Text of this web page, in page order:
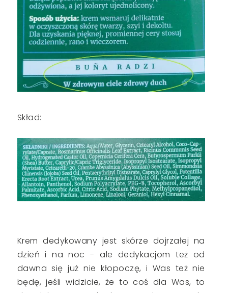
Skład:
Krem dedykowany jest skórze dojrzałej na
dzień i na noc - ale dedykacjom też od
dawna się już nie kłopoczę, i Was też nie
będę, jeśli widzicie, że to coś dla Was, to